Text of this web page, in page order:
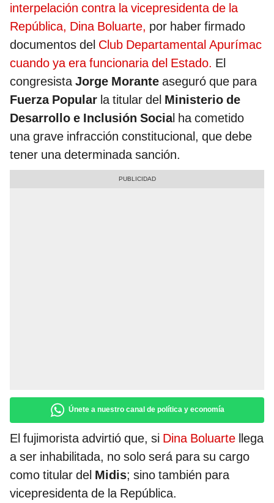
interpelación contra la vicepresidenta de la
República, Dina Boluarte, por haber firmado
documentos del Club Departamental Apurímac
cuando ya era funcionaria del Estado. El
congresistaJorge Morante aseguró que para
Fuerza Popular la titular del Ministerio de
Desarrollo e Inclusión Social ha cometido
una grave infracción constitucional, que debe
tener una determinada sanción.
Únete a nuestro canal de política y economía
El fujimorista advirtió que, si Dina Boluarte llega
a ser inhabilitada, no solo será para su cargo
como titular del Midis; sino también para
vicepresidenta de la República.